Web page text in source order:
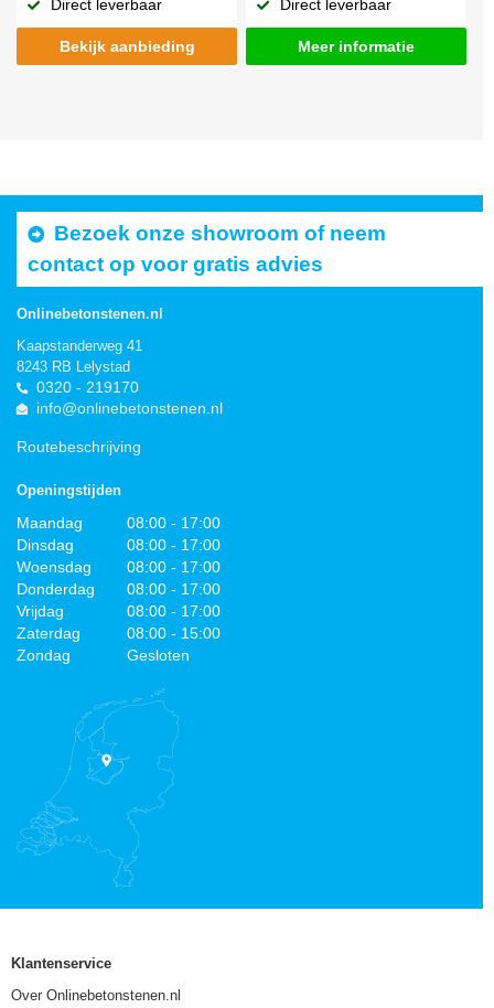
Direct leverbaar
Bekijk aanbieding
Direct leverbaar
Meer informatie
Bezoek onze showroom of neem
contact op voor gratis advies
Onlinebetonstenen.nl
Kaapstanderweg 41
8243 RB Lelystad
0320 - 219170
info@onlinebetonstenen.nl
Routebeschrijving
Openingstijden
Maandag
08:00 - 17:00
Dinsdag
08:00 - 17:00
Woensdag
08:00 - 17:00
Donderdag
08:00 - 17:00
Vrijdag
08:00 - 17:00
Zaterdag
08:00 - 15:00
Zondag
Gesloten
Klantenservice
Over Onlinebetonstenen.nl